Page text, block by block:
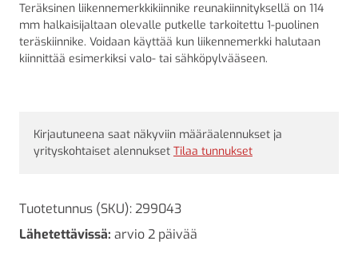
Teräksinen liikennemerkkikiinnike reunakiinnityksellä on 114
mm halkaisijaltaan olevalle putkelle tarkoitettu 1-puolinen
teräskiinnike. Voidaan käyttää kun liikennemerkki halutaan
kiinnittää esimerkiksi valo- tai sähköpylvääseen.
Kirjautuneena saat näkyviin määräalennukset ja
yrityskohtaiset alennukset Tilaa tunnukset
Tuotetunnus (SKU):299043
Lähetettävissä: arvio 2 päivää